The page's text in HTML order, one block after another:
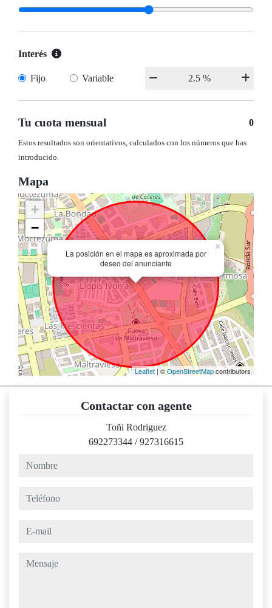
Interés
Fijo Variable
Tu cuota mensual 0
Estos resultados son orientativos, calculados con los números que has
introducido.
Mapa
La posición en el mapa es aproximada por
deseo del anunciante
×
+
−
Leaflet | ©OpenStreetMapcontributors
Contactar con agente
Toñi Rodriguez
692273344 /927316615
nombre
teléfono
e-mail
mensaje